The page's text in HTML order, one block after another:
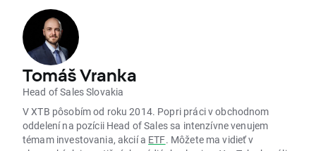
Tomáš Vranka
Head of Sales Slovakia
V XTB pôsobím od roku 2014. Popri práci v obchodnom
oddelení na pozícii Head of Sales sa intenzívne venujem
témam investovania, akcií a ETF. Môžete ma vidieť v